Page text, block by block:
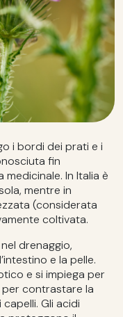
i bordi dei prati e i
fin
In Italia è
mentre in
(considerata
coltivata.
drenaggio,
e la pelle.
e si impiega per
per contrastare la
Gli acidi